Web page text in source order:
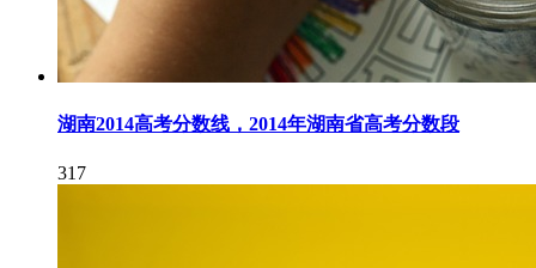
湖南2014高考分数线，2014年湖南省高考分数段
317